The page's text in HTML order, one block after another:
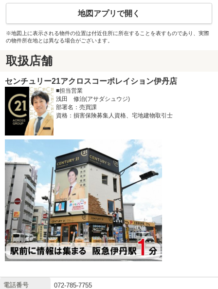
地図アプリで開く
※地図上に表示される物件の位置は付近住所に所在することを表すものであり、実際
の物件所在地とは異なる場合がございます。
取扱店舗
センチュリー21アクロスコーポレイション伊丹店
■担当営業
浅田 修治(アサダシュウジ)
部署名：売買課
資格：損害保険募集人資格、宅地建物取引士
電話番号 072-785-7755